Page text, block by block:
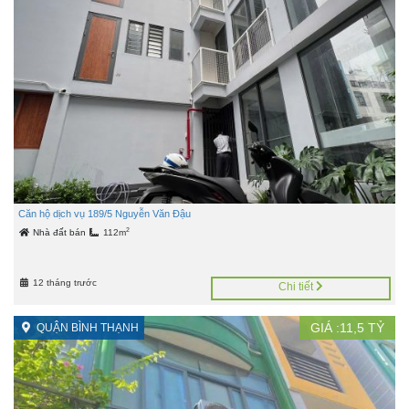
Căn hộ dịch vụ 189/5 Nguyễn Văn Đậu
Nhà đất bán 112m2
12 tháng trước Chi tiết
QUẬN BÌNH THẠNH GIÁ :11,5 TỶ